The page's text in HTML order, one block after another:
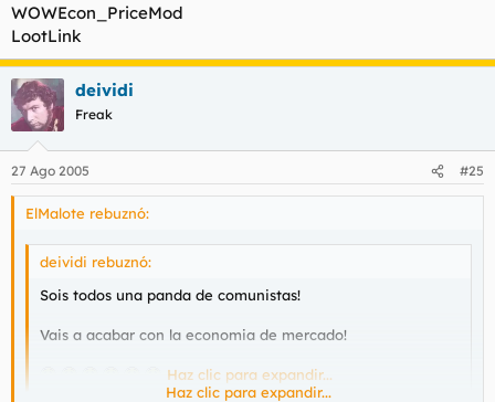
WOWEcon_PriceMod
LootLink
deividi
Freak
27 Ago 2005 #25
ElMalote rebuznó:
deividi rebuznó:
Sois todos una panda de comunistas!
Vais a acabar con la economia de mercado!
Haz clic para expandir...
Haz clic para expandir...